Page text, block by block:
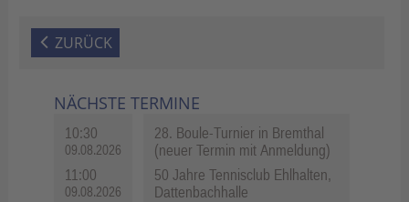
ZURÜCK
NÄCHSTE TERMINE
10:30
09.08.2026
28. Boule-Turnier in Bremthal
(neuer Termin mit Anmeldung)
11:00
09.08.2026
50 Jahre Tennisclub Ehlhalten,
Dattenbachhalle